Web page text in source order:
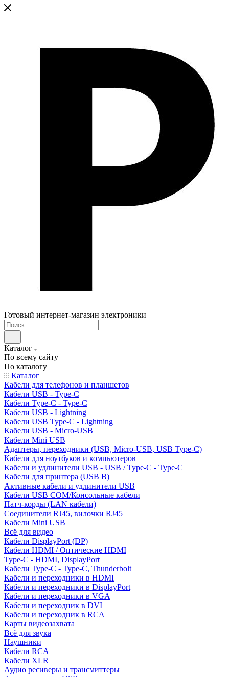
Готовый интернет-магазин электроники
Каталог
По всему сайту
По каталогу
Каталог
Кабели для телефонов и планшетов
Кабели USB - Type-C
Кабели Type-C - Type-C
Кабели USB - Lightning
Кабели USB Type-C - Lightning
Кабели USB - Micro-USB
Кабели Mini USB
Адаптеры, переходники (USB, Micro-USB, USB Type-C)
Кабели для ноутбуков и компьютеров
Кабели и удлинители USB - USB / Type-C - Type-C
Кабели для принтера (USB B)
Активные кабели и удлинители USB
Кабели USB COM/Консольные кабели
Патч-корды (LAN кабели)
Соединители RJ45, вилочки RJ45
Кабели Mini USB
Всё для видео
Кабели DisplayPort (DP)
Кабели HDMI / Оптические HDMI
Type-C - HDMI, DisplayPort
Кабели Type-C - Type-C, Thunderbolt
Кабели и переходники в HDMI
Кабели и переходники в DisplayPort
Кабели и переходники в VGA
Кабели и переходник в DVI
Кабели и переходник в RCA
Карты видеозахвата
Всё для звука
Наушники
Кабели RCA
Кабели XLR
Аудио ресиверы и трансмиттеры